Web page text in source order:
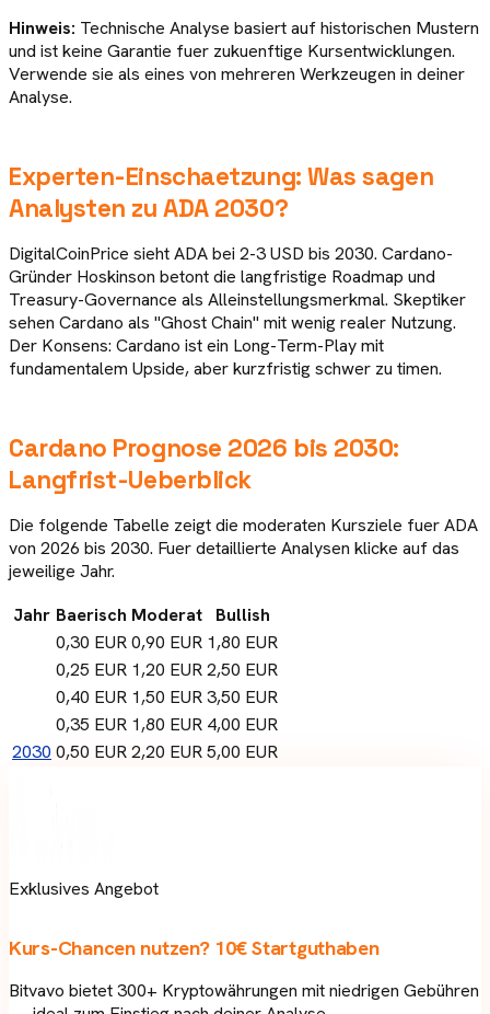
Hinweis: Technische Analyse basiert auf historischen Mustern
und ist keine Garantie fuer zukuenftige Kursentwicklungen.
Verwende sie als eines von mehreren Werkzeugen in deiner
Analyse.
Experten-Einschaetzung: Was sagen
Analysten zuADA 2030?
DigitalCoinPrice sieht ADA bei 2-3 USD bis 2030. Cardano-
Gründer Hoskinson betont die langfristige Roadmap und
Treasury-Governance als Alleinstellungsmerkmal. Skeptiker
sehen Cardano als "Ghost Chain" mit wenig realer Nutzung.
Der Konsens: Cardano ist ein Long-Term-Play mit
fundamentalem Upside, aber kurzfristig schwer zu timen.
Cardano Prognose 2026 bis 2030:
Langfrist-Ueberblick
Die folgende Tabelle zeigt die moderaten Kursziele fuerADA
von 2026 bis 2030. Fuer detaillierte Analysen klicke auf das
jeweilige Jahr.
Jahr Baerisch Moderat
Bullish
0,30 EUR0,90 EUR 1,80 EUR
0,25 EUR 1,20 EUR2,50 EUR
0,40 EUR 1,50 EUR3,50 EUR
0,35 EUR 1,80 EUR 4,00 EUR
2030 0,50 EUR2,20 EUR5,00 EUR
Exklusives Angebot
Kurs-Chancen nutzen? 10€ Startguthaben
Bitvavo bietet 300+ Kryptowährungen mit niedrigen Gebühren